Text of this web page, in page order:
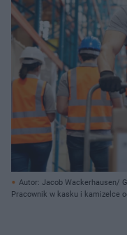
Autor: Jacob Wackerhausen/
Pracownik w kasku i kamizelce
zatrudnianie, o czym przeczytasz